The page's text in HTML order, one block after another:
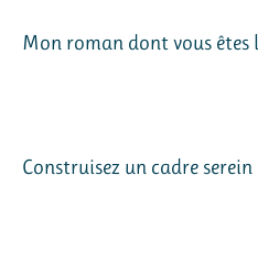
Mon roman dont vous êtes
Construisez un cadre serein